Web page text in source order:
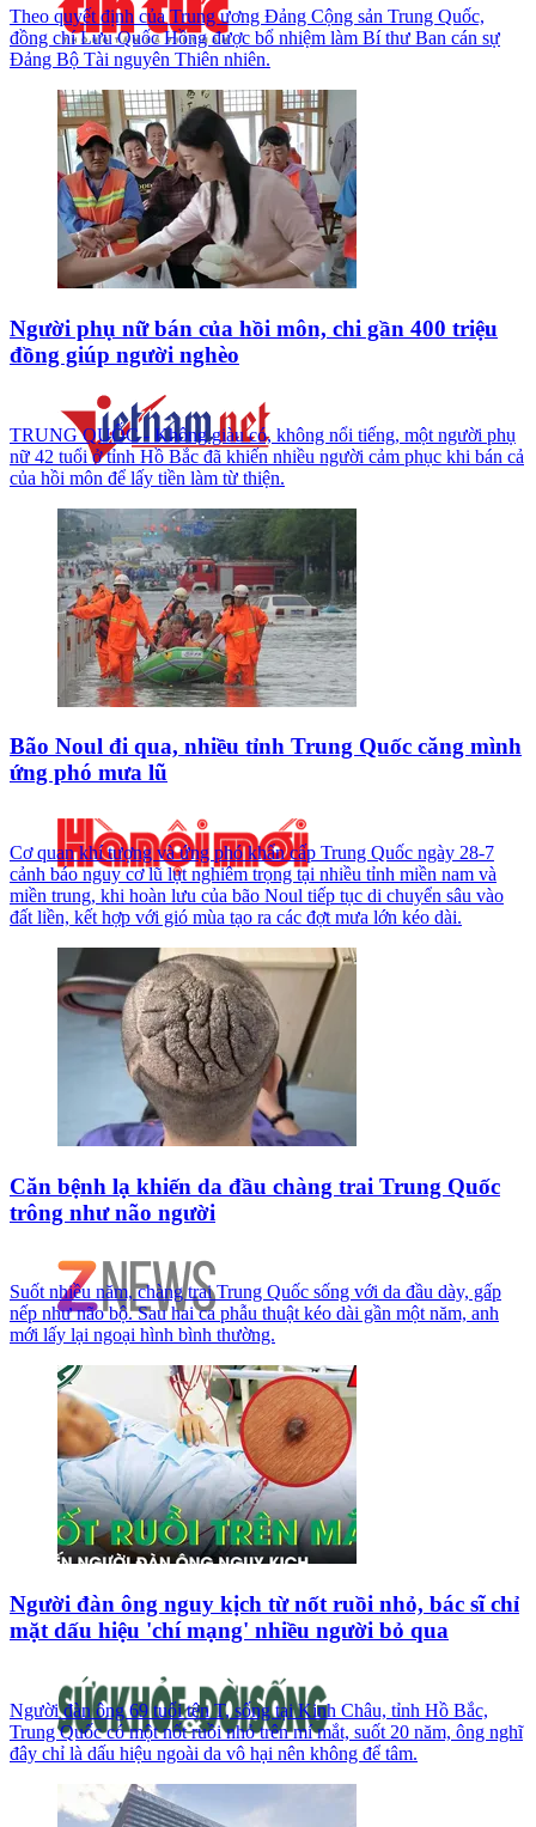
Theo quyết định của Trung ương Đảng Cộng sản Trung Quốc,
đồng chí Lưu Quốc Hồng được bổ nhiệm làm Bí thư Ban cán sự
Đảng Bộ Tài nguyên Thiên nhiên.
Người phụ nữ bán của hồi môn, chi gần 400 triệu
đồng giúp người nghèo
TRUNG QUỐC - Không giàu có, không nổi tiếng, một người phụ
nữ 42 tuổi ở tỉnh Hồ Bắc đã khiến nhiều người cảm phục khi bán cả
của hồi môn để lấy tiền làm từ thiện.
Bão Noul đi qua, nhiều tỉnh Trung Quốc căng mình
ứng phó mưa lũ
Cơ quan khí tượng và ứng phó khẩn cấp Trung Quốc ngày 28-7
cảnh báo nguy cơ lũ lụt nghiêm trọng tại nhiều tỉnh miền nam và
miền trung, khi hoàn lưu của bão Noul tiếp tục di chuyển sâu vào
đất liền, kết hợp với gió mùa tạo ra các đợt mưa lớn kéo dài.
Căn bệnh lạ khiến da đầu chàng trai Trung Quốc
trông như não người
Suốt nhiều năm, chàng trai Trung Quốc sống với da đầu dày, gấp
nếp như não bộ. Sau hai ca phẫu thuật kéo dài gần một năm, anh
mới lấy lại ngoại hình bình thường.
Người đàn ông nguy kịch từ nốt ruồi nhỏ, bác sĩ chỉ
mặt dấu hiệu 'chí mạng' nhiều người bỏ qua
Người đàn ông 69 tuổi tên T, sống tại Kinh Châu, tỉnh Hồ Bắc,
Trung Quốc có một nốt ruồi nhỏ trên mí mắt, suốt 20 năm, ông nghĩ
đây chỉ là dấu hiệu ngoài da vô hại nên không để tâm.